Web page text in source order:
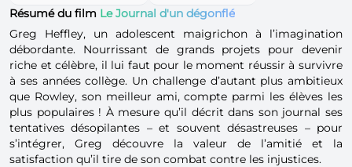
Résumé du film Le Journal d'un dégonflé
Greg Heffley, un adolescent maigrichon à l’imagination
débordante. Nourrissant de grands projets pour devenir
riche et célèbre, il lui faut pour le moment réussir à survivre
à ses années collège. Un challenge d’autant plus ambitieux
que Rowley, son meilleur ami, compte parmi les élèves les
plus populaires ! À mesure qu’il décrit dans son journal ses
tentatives désopilantes – et souvent désastreuses – pour
s’intégrer, Greg découvre la valeur de l’amitié et la
satisfaction qu’il tire de son combat contre les injustices.